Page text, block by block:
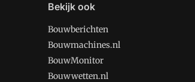
Bekijk ook
Bouwberichten
Bouwmachines.nl
BouwMonitor
Bouwwetten.nl